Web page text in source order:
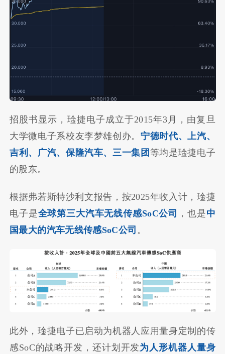
招股书显示，琻捷电子成立于2015年3月，由复旦
大学微电子系校友李梦雄创办。宁德时代、上汽、
吉利、广汽、保隆汽车、三一集团 等均是琻捷电子
的股东。
根据弗若斯特沙利文报告，按2025年收入计，琻捷
电子是全球第三大汽车无线传感SoC公司 ，也是中
国最大的汽车无线传感SoC公司 。
此外，琻捷电子已启动为机器人应用量身定制的传
感SoC的战略开发，还计划开发为人形机器人量身